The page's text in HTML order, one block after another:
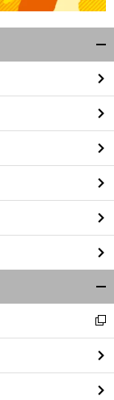
閉
る
閉
る
新
し
い
ウ
ィ